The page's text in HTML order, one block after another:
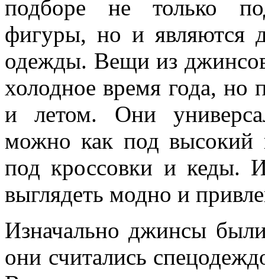
подборе не только
фигуры, но и являются
одежды. Вещи из
холодное время года, но
и летом. Они
можно как под высокий
под кроссовки и кеды.
выглядеть модно и
Изначально джинсы
они считались